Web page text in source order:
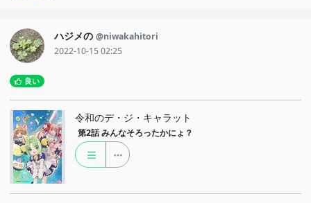
ハジメの @niwakahitori
2022-10-15 02:25
良い
令和のデ・ジ・キャラット
第2話 みんなそろったかにょ？